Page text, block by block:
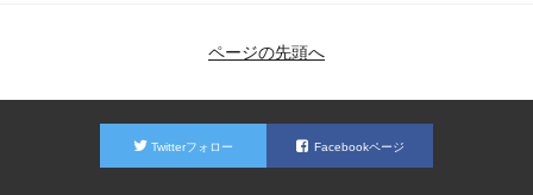
ページの先頭へ
Twitterフォロー Facebookページ